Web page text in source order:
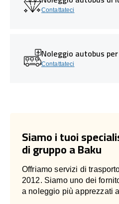
Contattateci
Noleggio autobus
Contattateci
Siamo i tuoi
di gruppo a Baku
Offriamo servizi di
2012. Siamo uno dei
a noleggio più apprezzati